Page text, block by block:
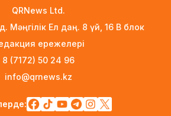
миллион теңге: Алматыда
ірі өнер бәйгесі
тізімі
QRNews Ltd.
Мәңгілік Ел даң. 8 үй, 16 B блок
ережелері
8 (7172) 50 24 96
info@qrnews.kz